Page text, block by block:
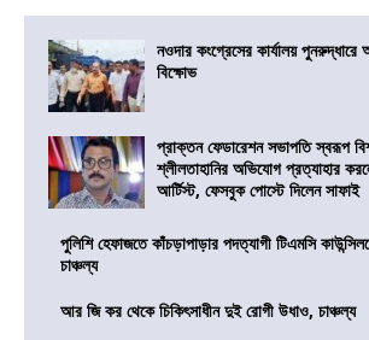
নওদার কংগ্রেসের কার্যালয়
বিক্ষোভ
প্রাক্তন ফেডারেশন সভাপতি স্বরূপ
শ্লীলতাহানির অভিযোগ প্রত্যাহার
আর্টিস্ট, ফেসবুক পোস্টে দিলেন সাফাই
পুলিশি হেফাজতে কাঁচড়াপাড়ার পদত্যাগী টিএমসি
চাঞ্চল্য
আর জি কর থেকে চিকিৎসাধীন দুই রোগী উধাও, চাঞ্চল্য